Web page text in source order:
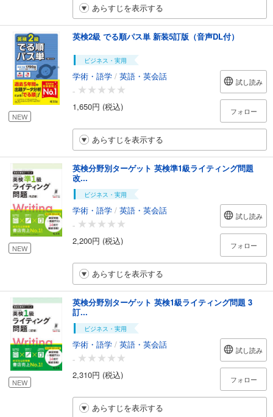
あらすじを表示する
NEW
英検2級 でる順パス単 新装5訂版（音声DL付）
ビジネス・実用
学術・語学 / 英語・英会話
-
1,650円 (税込)
試し読み
フォロー
あらすじを表示する
NEW
英検分野別ターゲット 英検準1級ライティング問題
改...
ビジネス・実用
学術・語学 / 英語・英会話
-
2,200円 (税込)
試し読み
フォロー
あらすじを表示する
NEW
英検分野別ターゲット 英検1級ライティング問題 3
訂...
ビジネス・実用
学術・語学 / 英語・英会話
-
2,310円 (税込)
試し読み
フォロー
あらすじを表示する